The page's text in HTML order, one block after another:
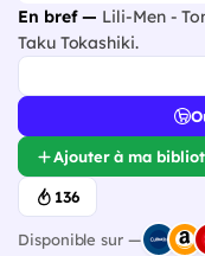
En bref — Lili-Men -
Taku Tokashiki.
Ajouter à ma
136
Disponible sur —